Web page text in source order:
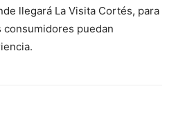
llegará La Visita Cortés, para
puedan